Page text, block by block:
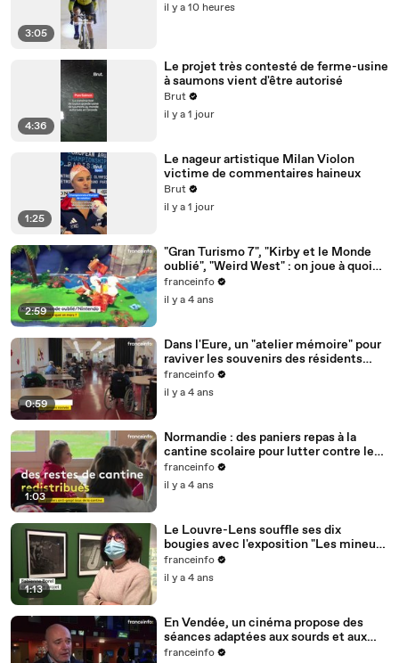
3:05
il y a 10 heures
4:36
Le projet très contesté de ferme-usine
à saumons vient d'être autorisé
Brut
il y a 1 jour
1:25
Le nageur artistique Milan Violon
victime de commentaires haineux
Brut
il y a 1 jour
2:59
"Gran Turismo 7", "Kirby et le Monde
oublié", "Weird West" : on joue à quoi
en mars ?
franceinfo
il y a 4 ans
0:59
Dans l'Eure, un "atelier mémoire" pour
raviver les souvenirs des résidents
d'un Ehpad
franceinfo
il y a 4 ans
1:03
Normandie : des paniers repas à la
cantine scolaire pour lutter contre le
gaspillage alimentaire
franceinfo
il y a 4 ans
1:13
Le Louvre-Lens souffle ses dix
bougies avec l'exposition "Les mineurs
de Robert Doisneau"
franceinfo
il y a 4 ans
En Vendée, un cinéma propose des
séances adaptées aux sourds et aux
malentendants
franceinfo